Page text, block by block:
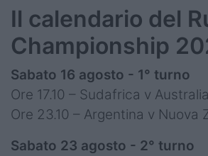
Il calendario del
Championship
Sabato 16 agosto - 1° turno
Ore 17.10 – Sudafrica v Australia
Ore 23.10 – Argentina v Nuova
Sabato 23 agosto - 2° turno